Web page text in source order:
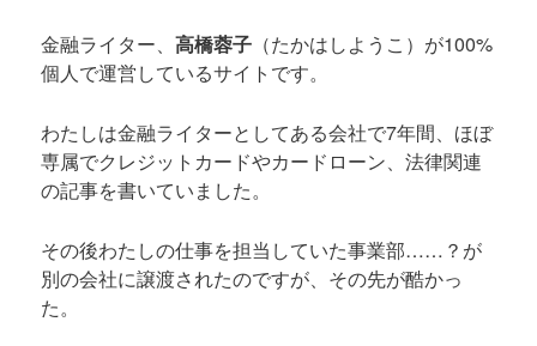
金融ライター、高橋蓉子 （たかはしようこ）が100%
個人で運営しているサイトです。
わたしは金融ライターとしてある会社で7年間、ほぼ
専属でクレジットカードやカードローン、法律関連
の記事を書いていました。
その後わたしの仕事を担当していた事業部……？が
別の会社に譲渡されたのですが、その先が酷かっ
た。